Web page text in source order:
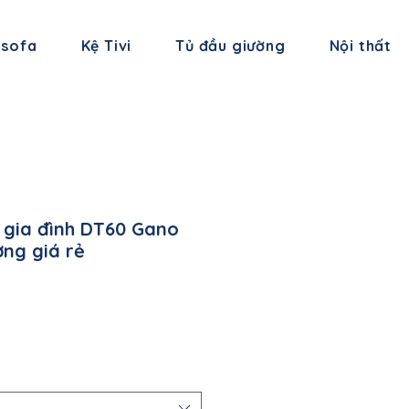
Kệ Tivi Tủ đầu giường Nội thất
đình DT60 Gano
giá rẻ